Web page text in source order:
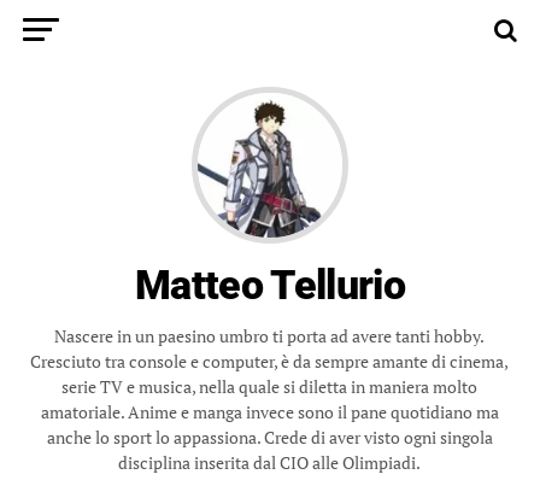
Matteo Tellurio
Nascere in un paesino umbro ti porta ad avere tanti hobby.
Cresciuto tra console e computer, è da sempre amante di cinema,
serie TV e musica, nella quale si diletta in maniera molto
amatoriale. Anime e manga invece sono il pane quotidiano ma
anche lo sport lo appassiona. Crede di aver visto ogni singola
disciplina inserita dal CIO alle Olimpiadi.